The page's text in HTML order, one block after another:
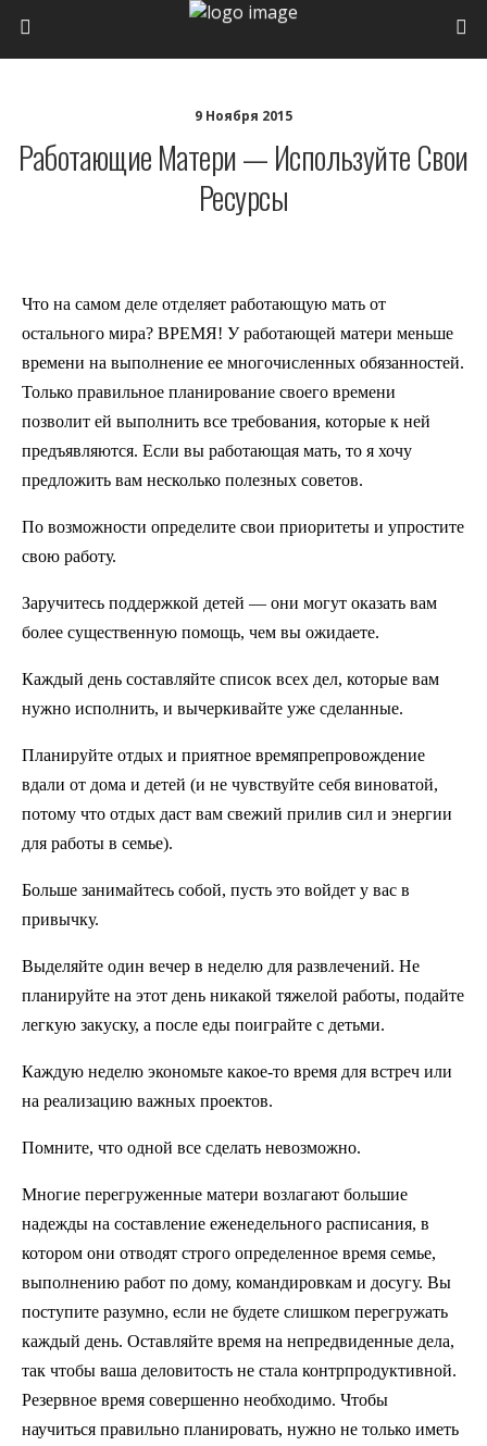
9 Ноября 2015
Работающие Матери — Используйте Свои
Ресурсы
Что на самом деле отделяет работающую мать от
остального мира? ВРЕМЯ! У работающей матери меньше
времени на выполнение ее многочисленных обязанностей.
Только правильное планирование своего времени
позволит ей выполнить все требования, которые к ней
предъявляются. Если вы работающая мать, то я хочу
предложить вам несколько полезных советов.
По возможности определите свои приоритеты и упростите
свою работу.
Заручитесь поддержкой детей — они могут оказать вам
более существенную помощь, чем вы ожидаете.
Каждый день составляйте список всех дел, которые вам
нужно исполнить, и вычеркивайте уже сделанные.
Планируйте отдых и приятное времяпрепровождение
вдали от дома и детей (и не чувствуйте себя виноватой,
потому что отдых даст вам свежий прилив сил и энергии
для работы в семье).
Больше занимайтесь собой, пусть это войдет у вас в
привычку.
Выделяйте один вечер в неделю для развлечений. Не
планируйте на этот день никакой тяжелой работы, подайте
легкую закуску, а после еды поиграйте с детьми.
Каждую неделю экономьте какое-то время для встреч или
на реализацию важных проектов.
Помните, что одной все сделать невозможно.
Многие перегруженные матери возлагают большие
надежды на составление еженедельного расписания, в
котором они отводят строго определенное время семье,
выполнению работ по дому, командировкам и досугу. Вы
поступите разумно, если не будете слишком перегружать
каждый день. Оставляйте время на непредвиденные дела,
так чтобы ваша деловитость не стала контрпродуктивной.
Резервное время совершенно необходимо. Чтобы
научиться правильно планировать, нужно не только иметь